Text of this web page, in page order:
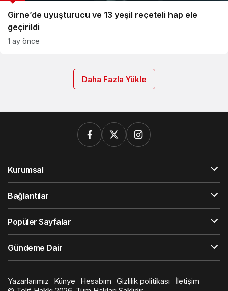
Girne’de uyuşturucu ve 13 yeşil reçeteli hap ele
geçirildi
1 ay önce
Daha Fazla Yükle
Kurumsal
Bağlantılar
Popüler Sayfalar
Gündeme Dair
Yazarlarımız Künye Hesabım Gizlilik politikası
İletişim